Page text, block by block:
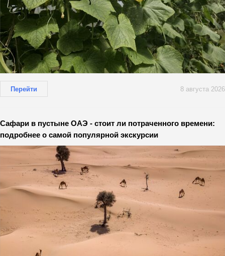
Перейти 8 августа 2026
Сафари в пустыне ОАЭ - стоит ли потраченного времени:
подробнее о самой популярной экскурсии